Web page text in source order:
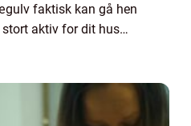
faktisk kan gå hen
aktiv for dit hus